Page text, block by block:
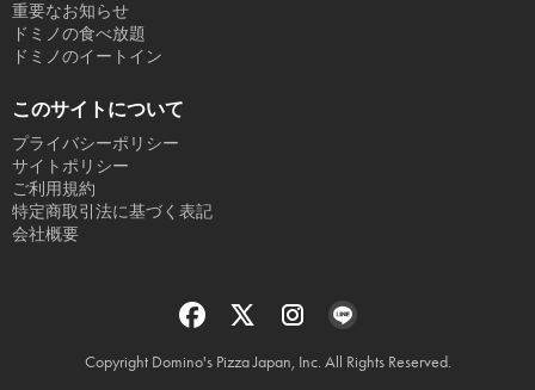
重要なお知らせ
ドミノの食べ放題
ドミノのイートイン
このサイトについて
プライバシーポリシー
サイトポリシー
ご利用規約
特定商取引法に基づく表記
会社概要
Copyright Domino's Pizza Japan, Inc. All Rights Reserved.